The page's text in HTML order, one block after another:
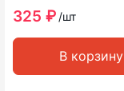
325 ₽ /шт
В корзину